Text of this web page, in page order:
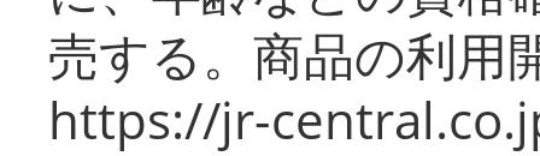
売する。商品の利用
https://jr-